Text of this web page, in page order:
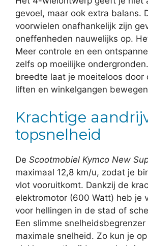
gevoel, maar ook extra balans.
voorwielen onafhankelijk zijn
oneffenheden nauwelijks op.
Meer controle en een
zelfs op moeilijke
breedte laat je moeiteloos door
liften en winkelgangen
Krachtige
topsnelheid
De Scootmobiel Kymco New
maximaal 12,8 km/u, zodat je
vlot vooruitkomt. Dankzij de
elektromotor (600 Watt) heb je
voor hellingen in de stad of
Een slimme
maximale snelheid. Zo kun je